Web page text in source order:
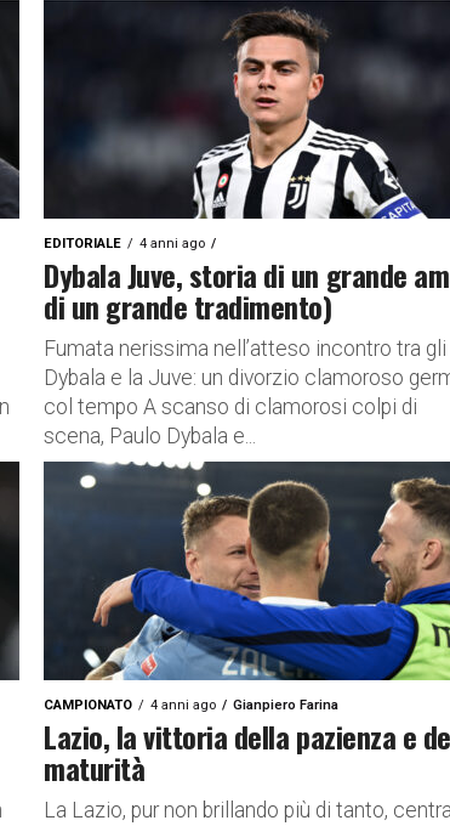
EDITORIALE 4 anni ago
Dybala Juve, storia di un grande
di un grande tradimento)
Fumata nerissima nell’atteso incontro tra
Dybala e la Juve: un divorzio clamoroso
col tempo A scanso di clamorosi colpi di
scena, Paulo Dybala e...
CAMPIONATO 4 anni ago Gianpiero Farina
Lazio, la vittoria della pazienza e
maturità
La Lazio, pur non brillando più di tanto,